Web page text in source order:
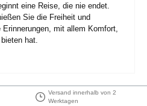
eine Reise, die nie endet.
Sie die Freiheit und
mit allem Komfort,
hat.
Versand innerhalb von 2
Werktagen